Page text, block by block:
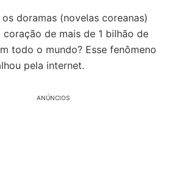
doramas (novelas coreanas)
de mais de 1 bilhão de
todo o mundo? Esse fenômeno
pela internet.
ANÚNCIOS